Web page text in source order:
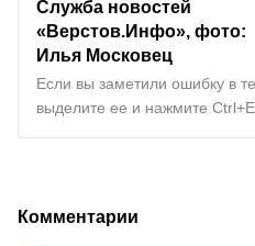
Служба новостей
«Верстов.Инфо», фото:
Илья Московец
Если вы заметили ошибку в
выделите ее и нажмите
Комментарии